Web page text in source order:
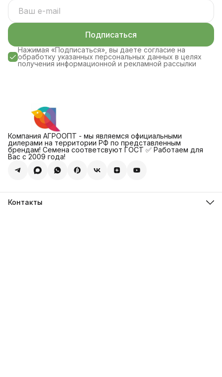
Подписаться
Нажимая «Подписаться», вы даете согласие на
обработку указанных персональных данных в целях
получения информационной и рекламной рассылки
Компания АГРООПТ - мы являемся официальными
дилерами на территории РФ по представленным
брендам! Семена соответсвуют ГОСТ ✅ Работаем для
Вас с 2009 года!
Контакты